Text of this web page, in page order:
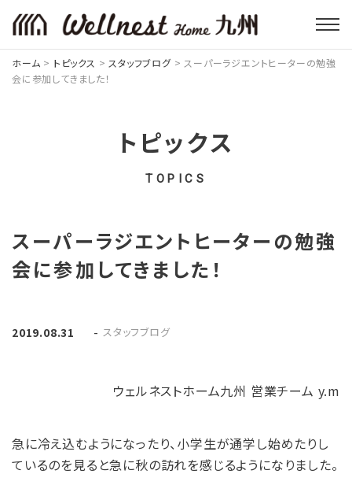
ホーム > トピックス > スタッフブログ> スーパーラジエントヒーターの勉強
会に参加してきました！
トピックス
TOPICS
スーパーラジエントヒーターの勉強
会に参加してきました！
2019.08.31 - スタッフブログ
ウェルネストホーム九州 営業チーム y.m
急に冷え込むようになったり、小学生が通学し始めたりし
ているのを見ると急に秋の訪れを感じるようになりました。